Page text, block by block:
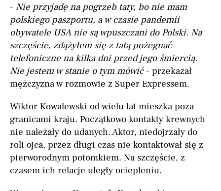
- Nie przyjadę na pogrzeb taty, bo nie mam
polskiego paszportu, a w czasie pandemii
obywatele USA nie są wpuszczani do Polski. Na
szczęście, zdążyłem się z tatą pożegnać
telefoniczne na kilka dni przed jego śmiercią.
Nie jestem w stanie o tym mówić- przekazał
mężczyzna w rozmowie z Super Expressem.
Wiktor Kowalewski od wielu lat mieszka poza
granicami kraju. Początkowo kontakty krewnych
nie należały do udanych. Aktor, niedojrzały do
roli ojca, przez długi czas nie kontaktował się z
pierworodnym potomkiem. Na szczęście, z
czasem ich relacje uległy ociepleniu.